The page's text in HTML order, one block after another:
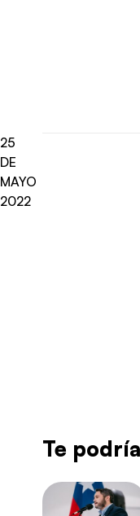
25
DE
MAYO
2022
Te